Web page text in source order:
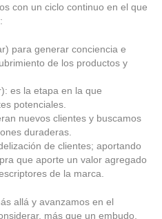
con un ciclo continuo en el que
para generar conciencia e
de los productos y
es la etapa en la que
potenciales.
nuevos clientes y buscamos
duraderas.
de clientes; aportando
que aporte un valor agregado
de la marca.
allá y avanzamos en el
más que un embudo,